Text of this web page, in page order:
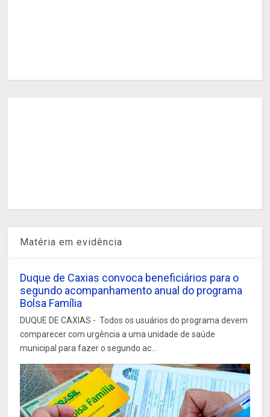
Matéria em evidência
Duque de Caxias convoca beneficiários para o
segundo acompanhamento anual do programa
Bolsa Família
DUQUE DE CAXIAS - Todos os usuários do programa devem
comparecer com urgência a uma unidade de saúde
municipal para fazer o segundo ac...